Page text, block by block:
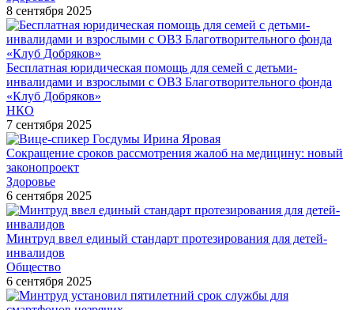
8 сентября 2025
Бесплатная юридическая помощь для семей с детьми-
инвалидами и взрослыми с ОВЗ Благотворительного фонда
«Клуб Добряков»
НКО
7 сентября 2025
Сокращение сроков рассмотрения жалоб на медицину: новый
законопроект
Здоровье
6 сентября 2025
Минтруд ввел единый стандарт протезирования для детей-
инвалидов
Общество
6 сентября 2025